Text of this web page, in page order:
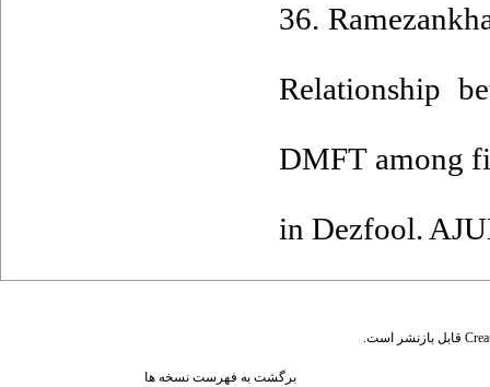
36.
Relationship
DMFT among
in Dezfool.
قابل بازنشر است.
برگشت به فهرست نسخه ها